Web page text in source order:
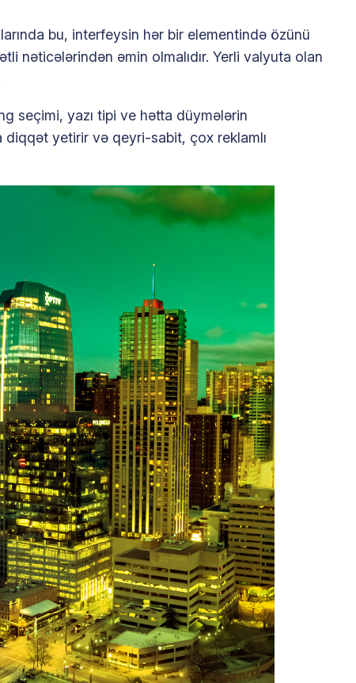
bu, interfeysin hər bir elementində özünü
nəticələrindən əmin olmalıdır. Yerli valyuta olan
seçimi, yazı tipi ve hətta düymələrin
yetirir və qeyri-sabit, çox reklamlı